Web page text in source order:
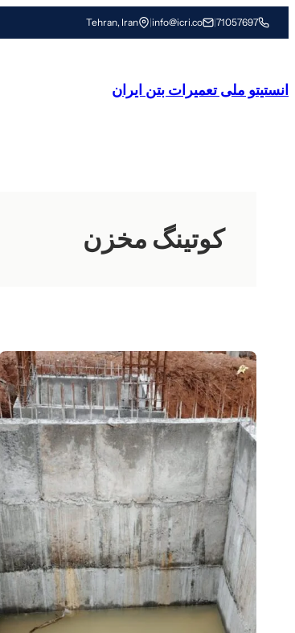
رفتن
به
71057697
|
info@icri.co
|
Tehran, Iran
انستیتو ملی تعمیرات بتن ایران
کوتینگ مخزن